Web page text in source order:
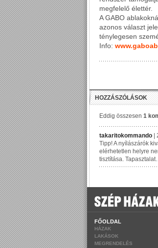
megfelelő élettér.
A GABO
azonos választ
ténylegesen
Info:
FŐOLDAL
HÁZAK
LAKÁSOK
MEGRENDELÉS